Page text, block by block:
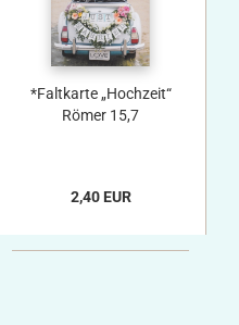
*Faltkarte „Hochzeit“
Römer 15,7
2,40 EUR